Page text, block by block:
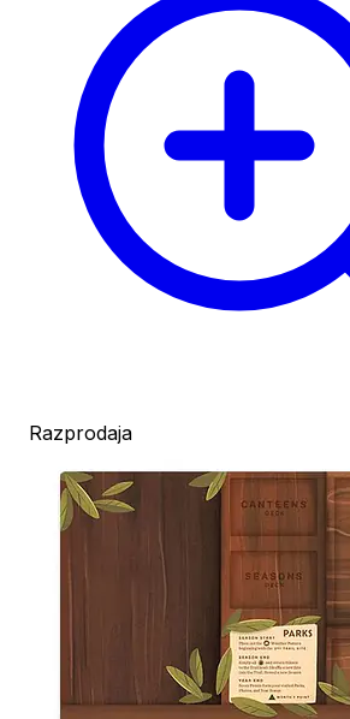
Razprodaja